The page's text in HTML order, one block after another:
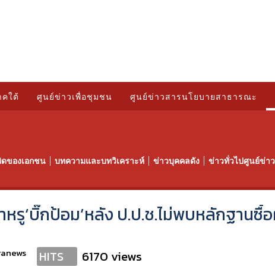
ใต้ ศูนย์ข่าวเพื่อชุมชน ศูนย์ข่าวสารนโยบายสาธารณะ
ของเอกชน บทความและบทวิเคราะห์ ข่าวบุคคลดัง
ข่าวทั่วไปศูนย์ข่า
รู‘บิ๊กป้อม’หลัง ป.ป.ช.ไม่พบหลักฐานซื้
HITS 6170 views